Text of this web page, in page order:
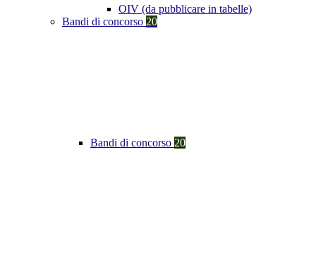
OIV (da pubblicare in tabelle)
Bandi di concorso 20
Bandi di concorso 20